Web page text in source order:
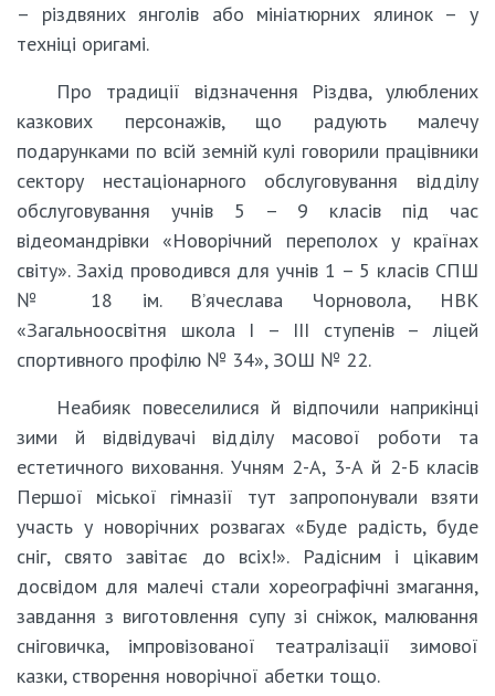
– різдвяних янголів або мініатюрних ялинок – у
техніці оригамі.
Про традиції відзначення Різдва, улюблених
казкових персонажів, що радують малечу
подарунками по всій земній кулі говорили працівники
сектору нестаціонарного обслуговування відділу
обслуговування учнів 5 – 9 класів під час
відеомандрівки «Новорічний переполох у країнах
світу». Захід проводився для учнів 1 – 5 класів СПШ
№ 18 ім. В’ячеслава Чорновола, НВК
«Загальноосвітня школа I – III ступенів – ліцей
спортивного профілю № 34», ЗОШ № 22.
Неабияк повеселилися й відпочили наприкінці
зими й відвідувачі відділу масової роботи та
естетичного виховання. Учням 2-А, 3-А й 2-Б класів
Першої міської гімназії тут запропонували взяти
участь у новорічних розвагах «Буде радість, буде
сніг, свято завітає до всіх!». Радісним і цікавим
досвідом для малечі стали хореографічні змагання,
завдання з виготовлення супу зі сніжок, малювання
сніговичка, імпровізованої театралізації зимової
казки, створення новорічної абетки тощо.